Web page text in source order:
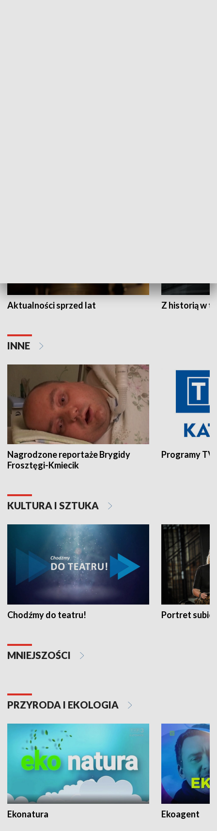
Aktualności sprzed lat Z historią w
INNE
Nagrodzone reportaże Brygidy
Frosztęgi-Kmiecik
Programy
KULTURA I SZTUKA
Chodźmy do teatru! Portret
MNIEJSZOŚCI
PRZYRODA I EKOLOGIA
Ekonatura Ekoagent